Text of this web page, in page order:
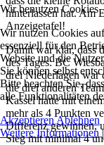
hinterlassen hat. Am
Anzeigetafel!
Damit war klar, dass
des Tages: BC
drei Niederlagen war
die drei anderen
Kassel hatte mit
mehr als 4 Punkten
Differenz gewinnen,
Sieg mit minimal 4
Wir benutzen Cookies
Wir nutzen Cookies
essenziell für den
Website und die
Sie können selbst
Bitte beachten Sie,
alle Funktionalitäten
Akzeptieren Ablehnen
Weitere Informationen